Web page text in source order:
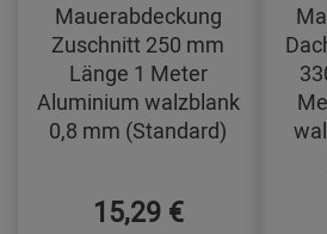
Mauerabdeckung
Zuschnitt 250 mm
Länge 1 Meter
Aluminium walzblank
0,8 mm (Standard)
15,29 €